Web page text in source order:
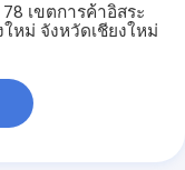
เขตการค้าอิสระ
ใหม่ จังหวัดเชียงใหม่